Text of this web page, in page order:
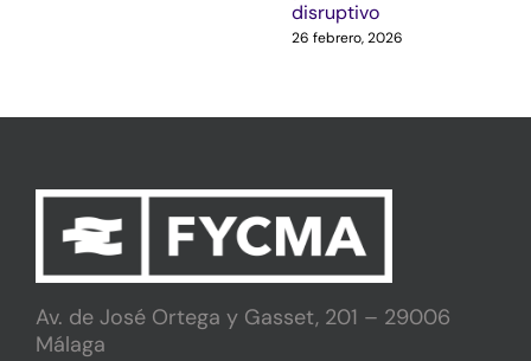
disruptivo
26 febrero, 2026
Av. de José Ortega y Gasset, 201 – 29006
Málaga